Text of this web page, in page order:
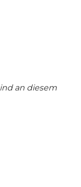
an diesem